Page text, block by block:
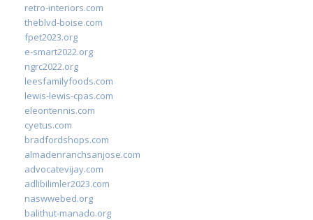
retro-interiors.com
theblvd-boise.com
fpet2023.org
e-smart2022.org
ngrc2022.org
leesfamilyfoods.com
lewis-lewis-cpas.com
eleontennis.com
cyetus.com
bradfordshops.com
almadenranchsanjose.com
advocatevijay.com
adlibilimler2023.com
naswwebed.org
balithut-manado.org